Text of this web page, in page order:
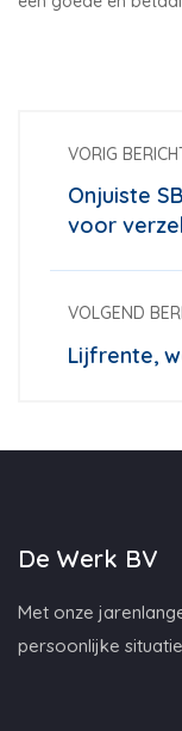
VORIG
Onjuiste
voor
VOLGEND
Lijfrente,
De Werk BV
Met onze
persoonlijke